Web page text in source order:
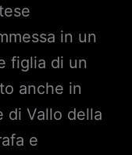
in un
figlia di un
anche in
di Vallo della
e